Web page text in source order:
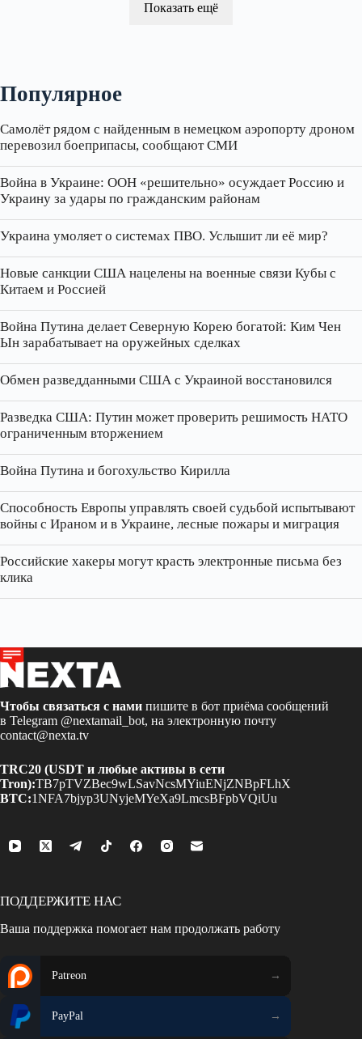
Показать ещё
Популярное
Самолёт рядом с найденным в немецком аэропорту дроном
перевозил боеприпасы, сообщают СМИ
Война в Украине: ООН «решительно» осуждает Россию и
Украину за удары по гражданским районам
Украина умоляет о системах ПВО. Услышит ли её мир?
Новые санкции США нацелены на военные связи Кубы с
Китаем и Россией
Война Путина делает Северную Корею богатой: Ким Чен
Ын зарабатывает на оружейных сделках
Обмен разведданными США с Украиной восстановился
Разведка США: Путин может проверить решимость НАТО
ограниченным вторжением
Война Путина и богохульство Кирилла
Способность Европы управлять своей судьбой испытывают
войны с Ираном и в Украине, лесные пожары и миграция
Российские хакеры могут красть электронные письма без
клика
Чтобы связаться с нами пишите в бот приёма сообщений
в Telegram @nextamail_bot, на электронную почту
contact@nexta.tv
TRC20 (USDT и любые активы в сети
Tron):TB7pTVZBec9wLSavNcsMYiuENjZNBpFLhX
BTC:1NFA7bjyp3UNyjeMYeXa9LmcsBFpbVQiUu
ПОДДЕРЖИТЕ НАС
Ваша поддержка помогает нам продолжать работу
Patreon
PayPal